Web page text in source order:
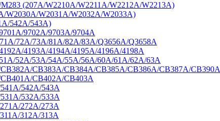
(207A/W2210A/W2211A/W2212A/W2213A)
W2030A/W2031A/W2032A/W2033A)
542A/543A)
9702A/9703A/9704A
72A/73A/81A/82A/83A/Q3656A/Q3658A
4193A/4194A/4195A/4196A/4198A
52A/53A/54A/55A/56A/60A/61A/62A/63A
CB383A/CB384A/CB385A/CB386A/CB387A/CB390A
CB402A/CB403A
542A/543A
532A/533A
272A/273A
312A/313A